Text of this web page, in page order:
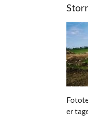
er